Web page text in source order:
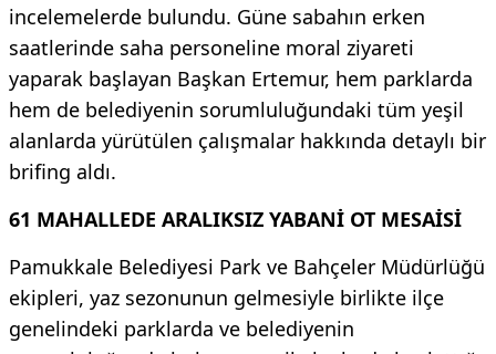
incelemelerde bulundu. Güne sabahın erken
saatlerinde saha personeline moral ziyareti
yaparak başlayan Başkan Ertemur, hem parklarda
hem de belediyenin sorumluluğundaki tüm yeşil
alanlarda yürütülen çalışmalar hakkında detaylı bir
brifing aldı.
61 MAHALLEDE ARALIKSIZ YABANİ OT MESAİSİ
Pamukkale Belediyesi Park ve Bahçeler Müdürlüğü
ekipleri, yaz sezonunun gelmesiyle birlikte ilçe
genelindeki parklarda ve belediyenin